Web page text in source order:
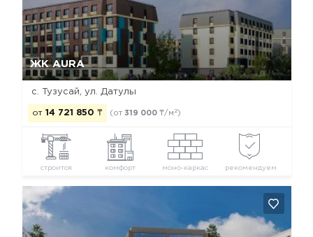
ЖК AURA
с. Тузусай, ул. Датулы
от 14 721 850 ₸ (от 319 000 ₸/м 2)
строится комфорт моно-каркас рекомендуем
Да, удалить Отмена